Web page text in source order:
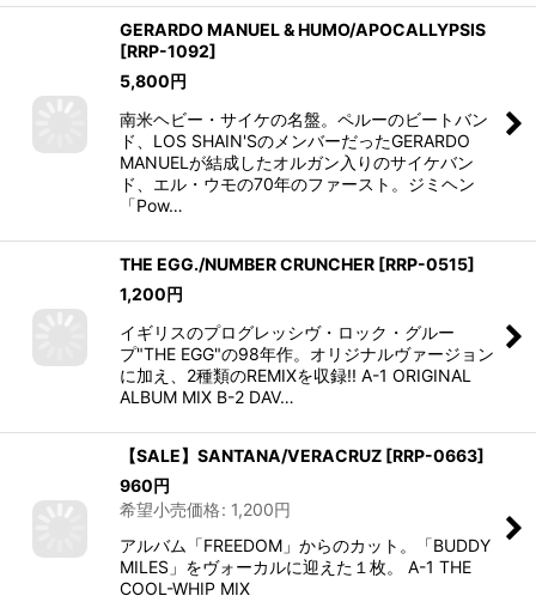
GERARDO MANUEL & HUMO/APOCALLYPSIS
[RRP-1092]
5,800 円
南米ヘビー・サイケの名盤。ペルーのビートバン
ド、LOS SHAIN'SのメンバーだったGERARDO
MANUELが結成したオルガン入りのサイケバン
ド、エル・ウモの70年のファースト。ジミヘン
「Pow…
THE EGG./NUMBER CRUNCHER [RRP-0515]
1,200 円
イギリスのプログレッシヴ・ロック・グルー
プ"THE EGG"の98年作。オリジナルヴァージョン
に加え、2種類のREMIXを収録!! A-1 ORIGINAL
ALBUM MIX B-2 DAV…
【SALE】SANTANA/VERACRUZ [RRP-0663]
960 円
希望小売価格: 1,200円
アルバム「FREEDOM」からのカット。「BUDDY
MILES」をヴォーカルに迎えた１枚。 A-1 THE
COOL-WHIP MIX